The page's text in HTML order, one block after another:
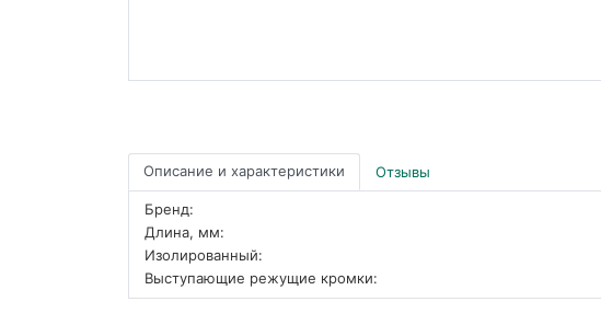
Описание и характеристики Отзывы
Бренд:
Длина, мм:
Изолированный:
Выступающие режущие кромки: